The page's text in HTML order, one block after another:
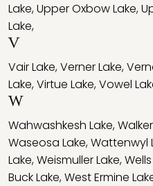
Lake,Upper Oxbow Lake,
Lake,
V
Vair Lake,Verner Lake,
Lake,Virtue Lake,Vowel
W
Wahwashkesh Lake,
Waseosa Lake,Wattenwyl
Lake,Weismuller Lake,
Buck Lake,West Ermine